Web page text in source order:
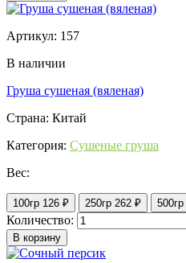
Артикул: 157
В наличии
Груша сушеная (вяленая)
Страна: Китай
Категория: Сушеные груша
Вес:
100гр 126 ₽ 250гр 262 ₽ 500гр
Количество:
В корзину